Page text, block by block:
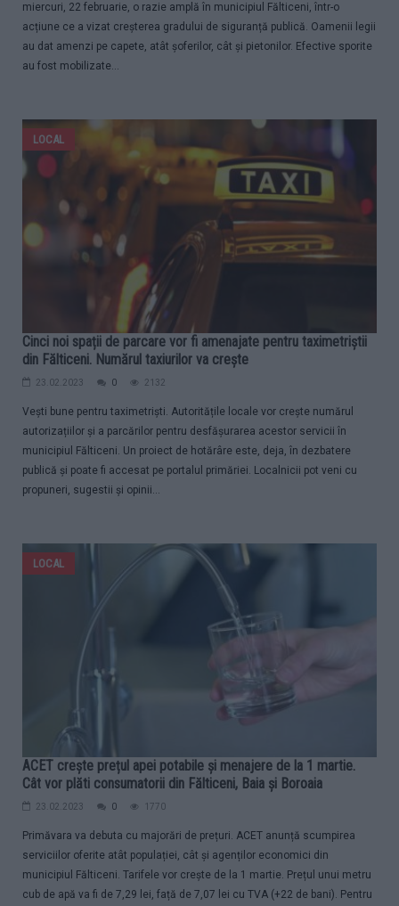
miercuri, 22 februarie, o razie amplă în municipiul Fălticeni, într-o
acțiune ce a vizat creșterea gradului de siguranță publică. Oamenii legii
au dat amenzi pe capete, atât șoferilor, cât și pietonilor. Efective sporite
au fost mobilizate...
LOCAL
Cinci noi spații de parcare vor fi amenajate pentru taximetriștii
din Fălticeni. Numărul taxiurilor va crește
23.02.2023 0 2132
Vești bune pentru taximetriști. Autoritățile locale vor crește numărul
autorizațiilor și a parcărilor pentru desfășurarea acestor servicii în
municipiul Fălticeni. Un proiect de hotărâre este, deja, în dezbatere
publică și poate fi accesat pe portalul primăriei. Localnicii pot veni cu
propuneri, sugestii și opinii...
LOCAL
ACET crește prețul apei potabile și menajere de la 1 martie.
Cât vor plăti consumatorii din Fălticeni, Baia și Boroaia
23.02.2023 0 1770
Primăvara va debuta cu majorări de prețuri. ACET anunță scumpirea
serviciilor oferite atât populației, cât și agenților economici din
municipiul Fălticeni. Tarifele vor crește de la 1 martie. Prețul unui metru
cub de apă va fi de 7,29 lei, față de 7,07 lei cu TVA (+22 de bani). Pentru